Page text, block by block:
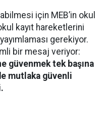
için MEB’in okul
kayıt hareketlerini
gerekiyor.
bir mesaj veriyor:
güvenmek tek başına
mutlaka güvenli